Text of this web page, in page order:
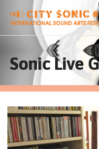
Sonic Live